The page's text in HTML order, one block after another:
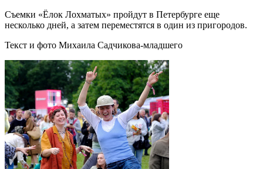
Съемки «Ёлок Лохматых» пройдут в Петербурге еще
несколько дней, а затем переместятся в один из пригородов.
Текст и фото Михаила Садчикова-младшего